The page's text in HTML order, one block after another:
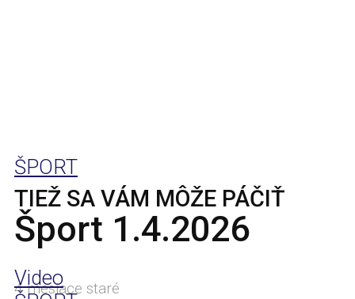
ŠPORT
Šport 1.4.2026
4 mesiace staré
TIEŽ SA VÁM MÔŽE PÁČIŤ
Video